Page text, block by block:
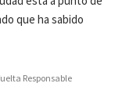
que ha sabido
Responsable